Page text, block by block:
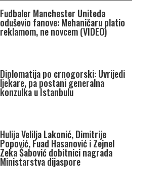
Fudbaler Manchester Uniteda
oduševio fanove: Mehaničaru platio
reklamom, ne novcem (VIDEO)
Diplomatija po crnogorski: Uvrijedi
ljekare, pa postani generalna
konzulka u Istanbulu
Hulija Velilja Lakonić, Dimitrije
Popović, Fuad Hasanović i Zejnel
Zeka Šabović dobitnici nagrada
Ministarstva dijaspore